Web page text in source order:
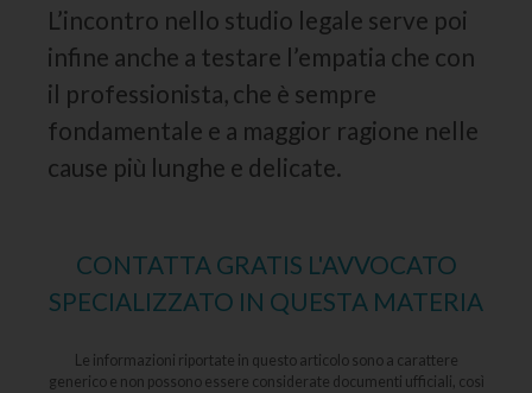
L’incontro nello studio legale serve poi
infine anche a testare l’empatia che con
il professionista, che è sempre
fondamentale e a maggior ragione nelle
cause più lunghe e delicate.
CONTATTA GRATIS L'AVVOCATO
SPECIALIZZATO IN QUESTA MATERIA
Le informazioni riportate in questo articolo sono a carattere
generico e non possono essere considerate documenti ufficiali, così